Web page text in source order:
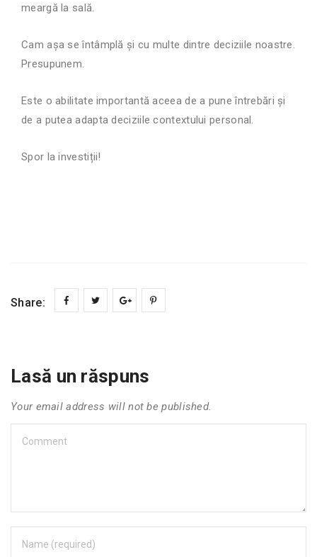
meargă la sală.
Cam așa se întâmplă și cu multe dintre deciziile noastre.
Presupunem.
Este o abilitate importantă aceea de a pune întrebări și
de a putea adapta deciziile contextului personal.
Spor la investiții!
Share:
Lasă un răspuns
Your email address will not be published.